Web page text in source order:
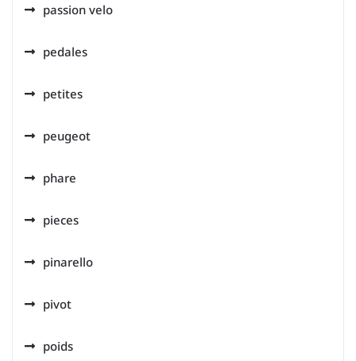
passion velo
pedales
petites
peugeot
phare
pieces
pinarello
pivot
poids